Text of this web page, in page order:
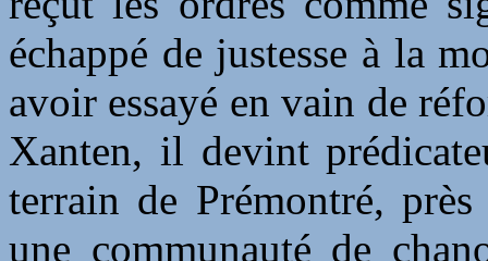
échappé de justesse à la
avoir essayé en vain de
Xanten, il devint
terrain de Prémontré,
une communauté de